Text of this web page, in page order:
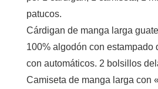
patucos.
Cárdigan de manga larga
100% algodón con estampado
con automáticos. 2 bolsillos
Camiseta de manga larga con